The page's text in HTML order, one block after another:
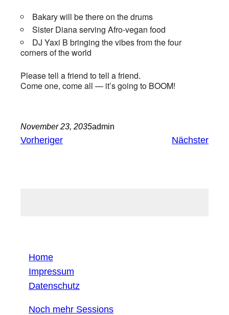
Bakary will be there on the drums
Sister Diana serving Afro-vegan food
DJ Yaxi B bringing the vibes from the four
corners of the world
Please tell a friend to tell a friend.
Come one, come all — it’s going to BOOM!
November 23, 2035admin
Vorheriger Nächster
Home
Impressum
Datenschutz
Noch mehr Sessions